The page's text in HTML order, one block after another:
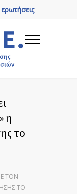
η
τo
ΤΟΝ
ΤO